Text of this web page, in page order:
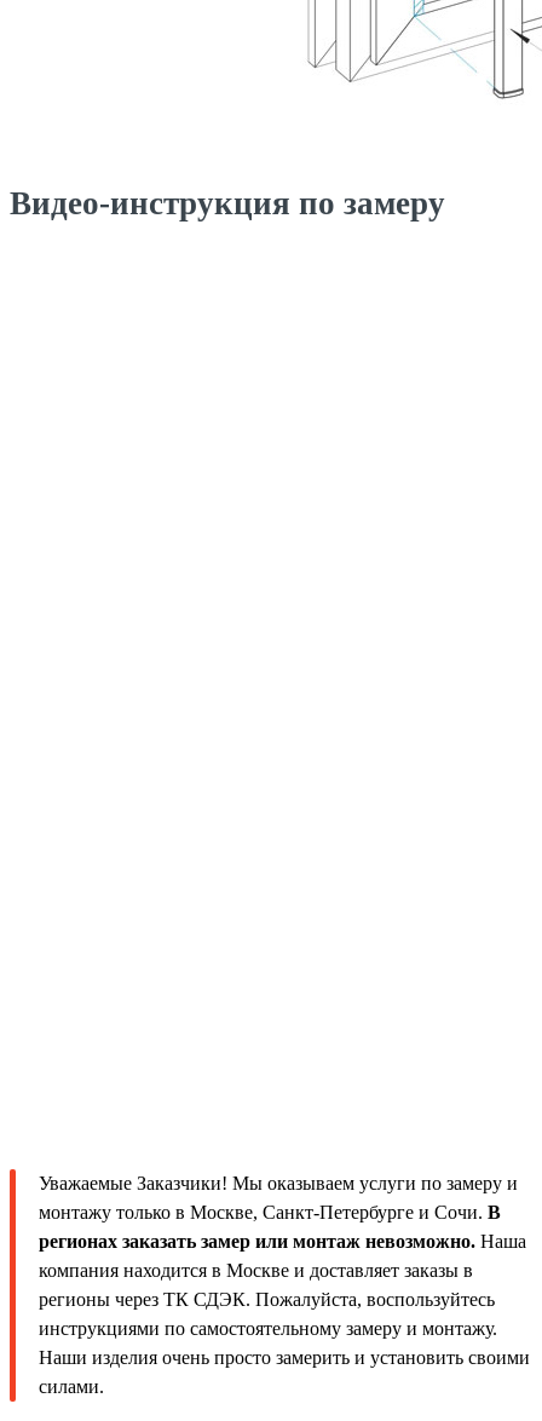
Видео-инструкция по замеру
Уважаемые Заказчики! Мы оказываем услуги по замеру и
монтажу только в Москве, Санкт-Петербурге и Сочи. В
регионах заказать замер или монтаж невозможно. Наша
компания находится в Москве и доставляет заказы в
регионы через ТК СДЭК. Пожалуйста, воспользуйтесь
инструкциями по самостоятельному замеру и монтажу.
Наши изделия очень просто замерить и установить своими
силами.